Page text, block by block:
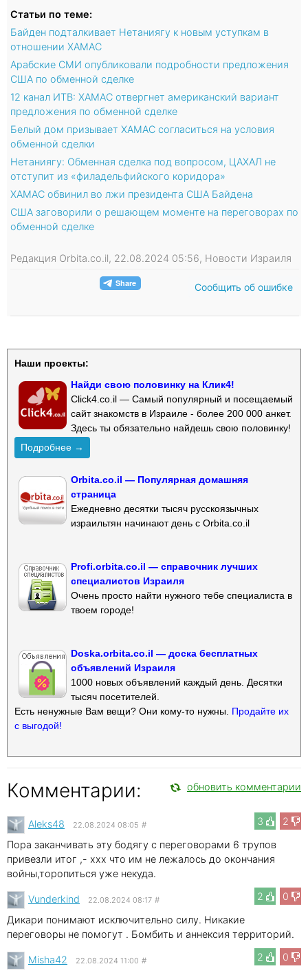
Статьи по теме:
Байден подталкивает Нетаниягу к новым уступкам в
отношении ХАМАС
Арабские СМИ опубликовали подробности предложения
США по обменной сделке
12 канал ИТВ: ХАМАС отвергнет американский вариант
предложения по обменной сделке
Белый дом призывает ХАМАС согласиться на условия
обменной сделки
Нетаниягу: Обменная сделка под вопросом, ЦАХАЛ не
отступит из «филадельфийского коридора»
ХАМАС обвинил во лжи президента США Байдена
США заговорили о решающем моменте на переговорах по
обменной сделке
Редакция Orbita.co.il, 22.08.2024 05:56, Новости Израиля
Сообщить об ошибке
Наши проекты:
Найди свою половинку на Клик4!
Click4.co.il — Самый популярный и посещаемый
сайт знакомств в Израиле - более 200 000 анкет.
Здесь ты обязательно найдешь свою половинку!
Подробнее →
Orbita.co.il — Популярная домашняя
страница
Ежедневно десятки тысяч русскоязычных
израильтян начинают день с Orbita.co.il
Profi.orbita.co.il — справочник лучших
специалистов Израиля
Очень просто найти нужного тебе специалиста в
твоем городе!
Doska.orbita.co.il — доска бесплатных
объявлений Израиля
1000 новых объявлений каждый день. Десятки
тысяч посетителей.
Есть ненужные Вам вещи? Они кому-то нужны. Продайте их
с выгодой!
Комментарии: обновить комментарии
3 2
Aleks48 22.08.2024 08:05 #
Пора заканчивать эту бодягу с переговорами 6 трупов
привезли итог ,- xxx что им не лежалось до окончания
войны,торопиться уже некуда.
2
0
Vunderkind 22.08.2024 08:17 #
Дикари понимают исключительно силу. Никакие
переговоры не помогут . Бомбить и аннексия территорий.
2
0
Misha42 22.08.2024 11:00 #